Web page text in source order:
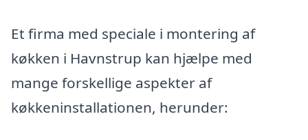
Et firma med speciale i montering af
køkken i Havnstrup kan hjælpe med
mange forskellige aspekter af
køkkeninstallationen, herunder: